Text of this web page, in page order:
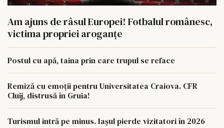
Am ajuns de râsul Europei! Fotbalul românesc,
victima propriei aroganțe
Postul cu apă, taina prin care trupul se reface
Remiză cu emoții pentru Universitatea Craiova. CFR
Cluij, distrusă în Gruia!
Turismul intră pe minus. Iașul pierde vizitatori în 2026